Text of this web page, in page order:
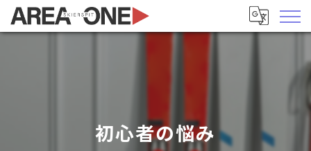
初心者の悩み